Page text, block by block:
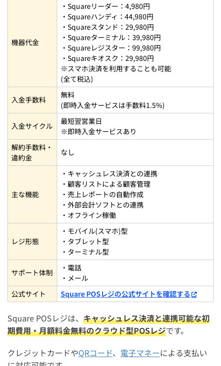
機器代金
・Squareリーダー：4,980円
・Squareハンディ：44,980円
・Squareスタンド：29,980円
・Squareターミナル：39,980円
・Squareレジスター：99,980円
・Squareキオスク：29,980円
※スマホ決済を利用することも可能
(全て税込)
入金手数料
無料
(即時入金サービスは手数料1.5%)
入金サイクル
最短翌営業日
※即時入金サービスあり
解約手数料・
違約金
なし
主な機能
・キャッシュレス決済との連携
・顧客リストによる顧客管理
・売上レポートの自動作成
・外部会計ソフトとの連携
・オフライン稼働
レジ形態
・モバイル(スマホ)型
・タブレット型
・ターミナル型
サポート体制
・電話
・メール
公式サイト
Square POSレジの公式サイトを確認する
Square POSレジは、 キャッシュレス決済と連携可能な初
期費用・月額料金無料のクラウド型POSレジです。
クレジットカードやQRコード、 電子マネーによる支払い